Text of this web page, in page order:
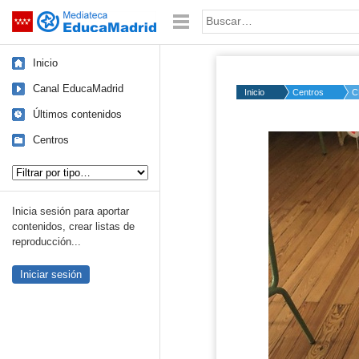
Saltar navegación Palabra o frase:
Inicio
Canal EducaMadrid
Últimos contenidos
Centros
Inicia sesión para aportar
contenidos, crear listas de
reproducción...
Iniciar sesión
Inicio Centros